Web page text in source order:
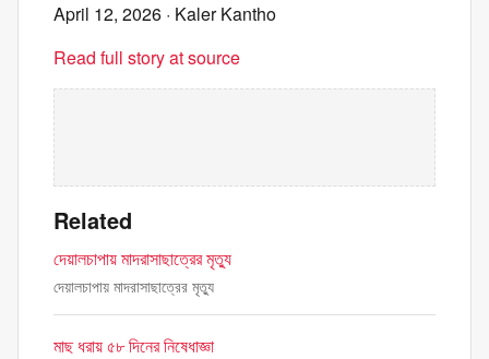
April 12, 2026 · Kaler Kantho
Read full story at source
Related
দেয়ালচাপায় মাদরাসাছাত্রের মৃত্যু
দেয়ালচাপায় মাদরাসাছাত্রের মৃত্যু
মাছ ধরায় ৫৮ দিনের নিষেধাজ্ঞা